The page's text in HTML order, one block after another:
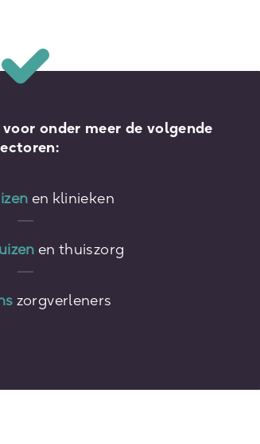
onder meer de volgende
en klinieken
en thuiszorg
zorgverleners